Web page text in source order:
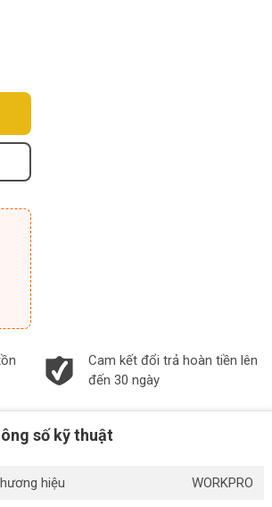
Cam kết đổi trả hoàn tiền lên
đến 30 ngày
số kỹ thuật
hiệu WORKPRO